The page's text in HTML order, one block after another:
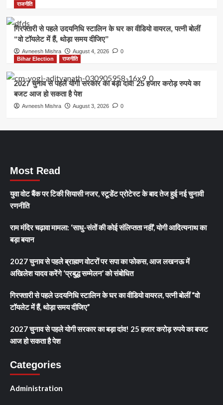
राजनीति
गिरफ्तारी से पहले उदयनिधि स्टालिन के घर का वीडियो वायरल, पत्नी बोलीं
“वो टॉयलेट में हैं, थोड़ा समय दीजिए”
Avneesh Mishra August 4, 2026
0
Bihar Election
राजनीति
2027 चुनाव से पहले योगी सरकार का बड़ा दांव! 25 हजार करोड़ रुपये का
बजट आज हो सकता है पेश
Avneesh Mishra August 3, 2026 0
Most Read
युवा वोट बैंक पर टिकी सियासी नजर, स्टूडेंट प्रोटेस्ट के बाद तेज हुई नई चुनावी
रणनीति
राम मंदिर चढ़ावा मामला: ‘साधु-संतों की कोई संलिप्तता नहीं’, योगी आदित्यनाथ का
बड़ा बयान
2027 चुनाव से पहले ब्राह्मण वोटरों पर सपा का फोकस, आज लखनऊ में
अखिलेश यादव करेंगे ‘प्रबुद्ध सम्मेलन’ को संबोधित
गिरफ्तारी से पहले उदयनिधि स्टालिन के घर का वीडियो वायरल, पत्नी बोलीं “वो
टॉयलेट में हैं, थोड़ा समय दीजिए”
2027 चुनाव से पहले योगी सरकार का बड़ा दांव! 25 हजार करोड़ रुपये का बजट
आज हो सकता है पेश
Categories
Administration